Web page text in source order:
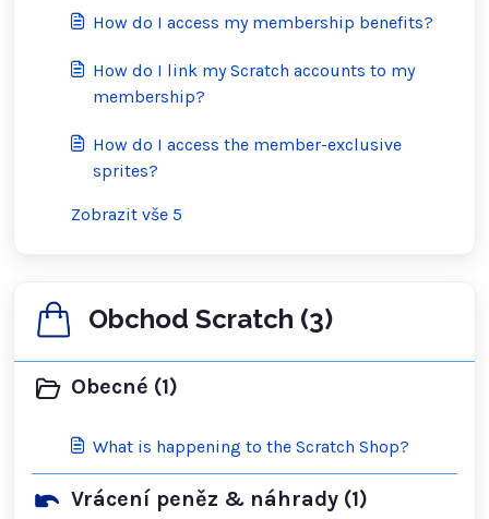
How do I access my membership benefits?
How do I link my Scratch accounts to my
membership?
How do I access the member-exclusive
sprites?
Zobrazit vše 5
Obchod Scratch (3)
Obecné (1)
What is happening to the Scratch Shop?
Vrácení peněz & náhrady (1)